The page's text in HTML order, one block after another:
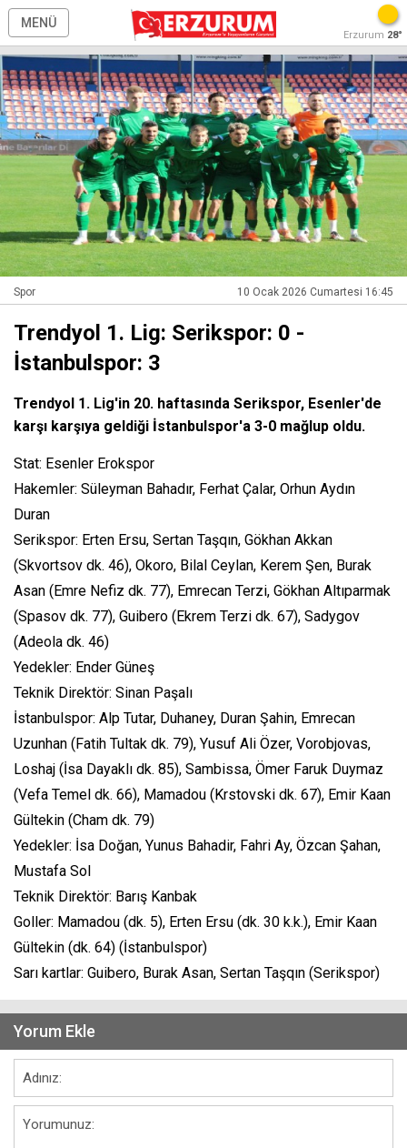
MENÜ
Erzurum 28°
Spor 10 Ocak 2026 Cumartesi 16:45
Trendyol 1. Lig: Serikspor: 0 -
İstanbulspor: 3
Trendyol 1. Lig'in 20. haftasında Serikspor, Esenler'de
karşı karşıya geldiği İstanbulspor'a 3-0 mağlup oldu.
Stat: Esenler Erokspor
Hakemler: Süleyman Bahadır, Ferhat Çalar, Orhun Aydın
Duran
Serikspor: Erten Ersu, Sertan Taşqın, Gökhan Akkan
(Skvortsov dk. 46), Okoro, Bilal Ceylan, Kerem Şen, Burak
Asan (Emre Nefiz dk. 77), Emrecan Terzi, Gökhan Altıparmak
(Spasov dk. 77), Guibero (Ekrem Terzi dk. 67), Sadygov
(Adeola dk. 46)
Yedekler: Ender Güneş
Teknik Direktör: Sinan Paşalı
İstanbulspor: Alp Tutar, Duhaney, Duran Şahin, Emrecan
Uzunhan (Fatih Tultak dk. 79), Yusuf Ali Özer, Vorobjovas,
Loshaj (İsa Dayaklı dk. 85), Sambissa, Ömer Faruk Duymaz
(Vefa Temel dk. 66), Mamadou (Krstovski dk. 67), Emir Kaan
Gültekin (Cham dk. 79)
Yedekler: İsa Doğan, Yunus Bahadir, Fahri Ay, Özcan Şahan,
Mustafa Sol
Teknik Direktör: Barış Kanbak
Goller: Mamadou (dk. 5), Erten Ersu (dk. 30 k.k.), Emir Kaan
Gültekin (dk. 64) (İstanbulspor)
Sarı kartlar: Guibero, Burak Asan, Sertan Taşqın (Serikspor)
Yorum Ekle